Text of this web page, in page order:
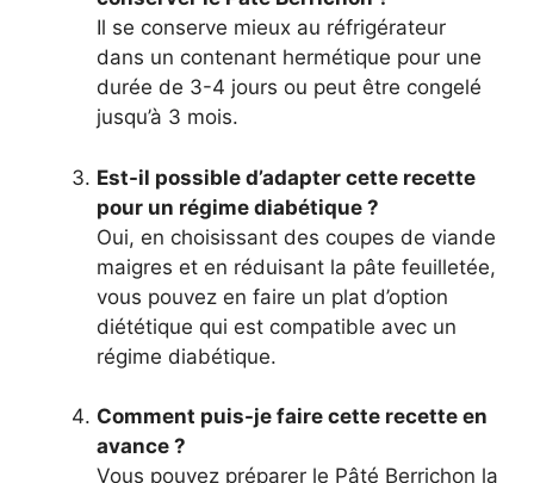
Il se conserve mieux au réfrigérateur
dans un contenant hermétique pour une
durée de 3-4 jours ou peut être congelé
jusqu’à 3 mois.
Est-il possible d’adapter cette recette
pour un régime diabétique ?
Oui, en choisissant des coupes de viande
maigres et en réduisant la pâte feuilletée,
vous pouvez en faire un plat d’option
diététique qui est compatible avec un
régime diabétique.
Comment puis-je faire cette recette en
avance ?
Vous pouvez préparer le Pâté Berrichon la